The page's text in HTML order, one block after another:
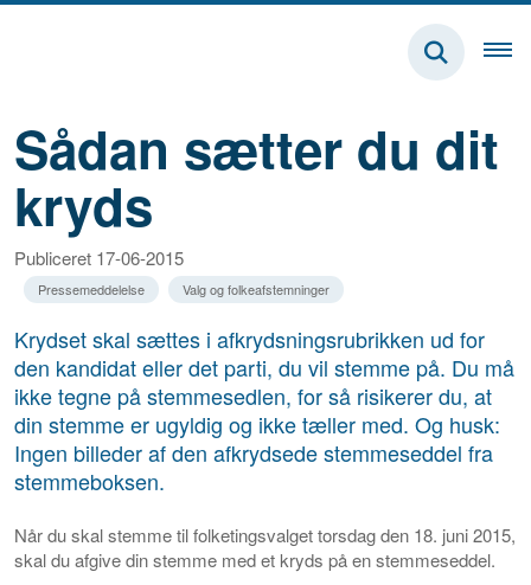
Sådan sætter du dit
kryds
Publiceret 17-06-2015
Pressemeddelelse Valg og folkeafstemninger
Krydset skal sættes i afkrydsningsrubrikken ud for
den kandidat eller det parti, du vil stemme på. Du må
ikke tegne på stemmesedlen, for så risikerer du, at
din stemme er ugyldig og ikke tæller med. Og husk:
Ingen billeder af den afkrydsede stemmeseddel fra
stemmeboksen.
Når du skal stemme til folketingsvalget torsdag den 18. juni 2015,
skal du afgive din stemme med et kryds på en stemmeseddel.